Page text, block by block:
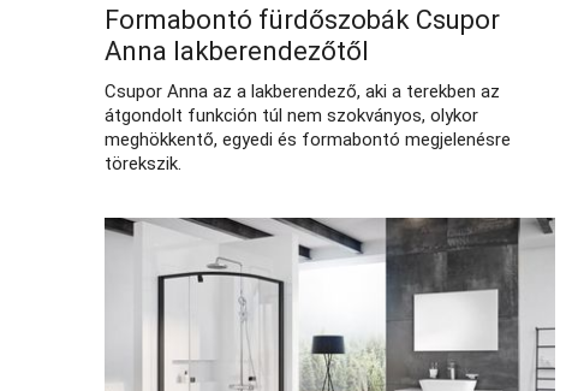
Formabontó fürdőszobák Csupor
Anna lakberendezőtől
Csupor Anna az a lakberendező, aki a terekben az
átgondolt funkción túl nem szokványos, olykor
meghökkentő, egyedi és formabontó megjelenésre
törekszik.